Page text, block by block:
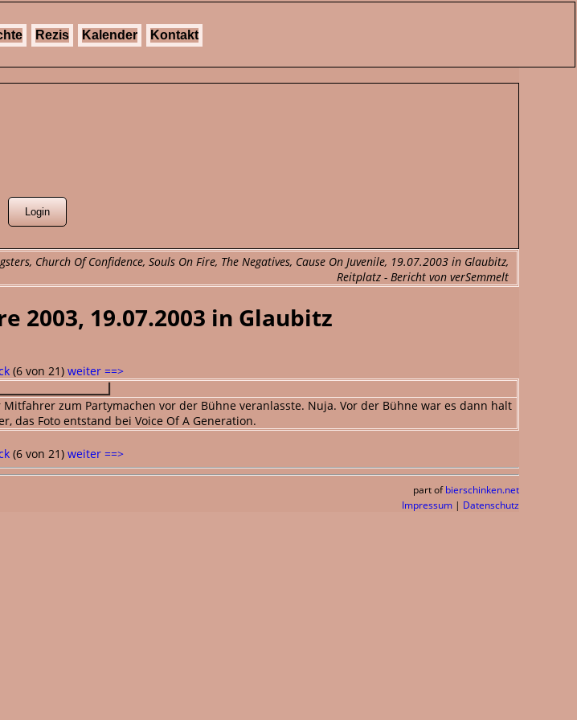
Rezis Kalender Kontakt
Church Of Confidence, Souls On Fire, The Negatives, Cause On Juvenile, 19.07.2003 in Glaubitz,
Reitplatz - Bericht von verSemmelt
2003, 19.07.2003 in Glaubitz
(6 von 21) weiter ==>
zum Partymachen vor der Bühne veranlasste. Nuja. Vor der Bühne war es dann halt
das Foto entstand bei Voice Of A Generation.
(6 von 21) weiter ==>
part of bierschinken.net
Impressum | Datenschutz